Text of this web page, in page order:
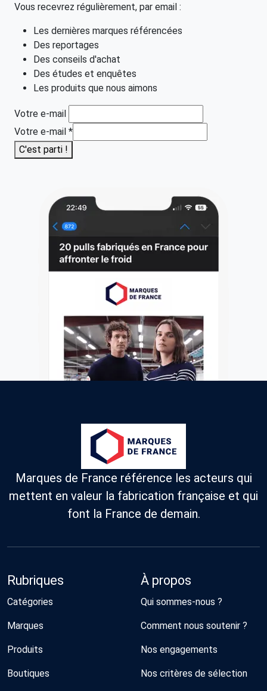
Vous recevrez régulièrement, par email :
Les dernières marques référencées
Des reportages
Des conseils d'achat
Des études et enquêtes
Les produits que nous aimons
Votre e-mail
Votre e-mail *
C'est parti !
Marques de France référence les acteurs qui
mettent en valeur la fabrication française et qui
font la France de demain.
Rubriques
Catégories
Marques
Produits
Boutiques
À propos
Qui sommes-nous ?
Comment nous soutenir ?
Nos engagements
Nos critères de sélection